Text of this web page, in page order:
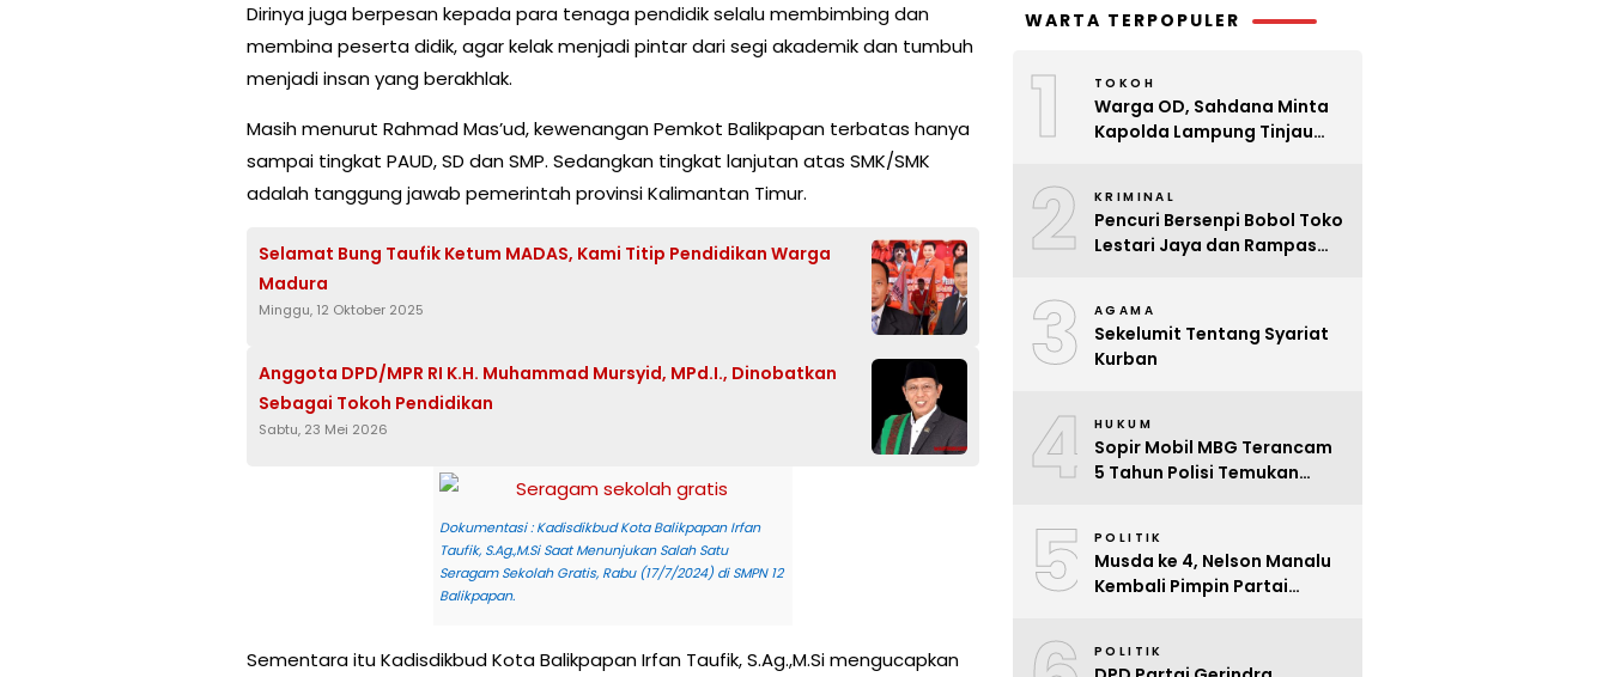
Dirinya juga berpesan kepada para tenaga pendidik selalu membimbing dan
membina peserta didik, agar kelak menjadi pintar dari segi akademik dan tumbuh
menjadi insan yang berakhlak.
Masih menurut Rahmad Mas’ud, kewenangan Pemkot Balikpapan terbatas hanya
sampai tingkat PAUD, SD dan SMP. Sedangkan tingkat lanjutan atas SMK/SMK
adalah tanggung jawab pemerintah provinsi Kalimantan Timur.
Selamat Bung Taufik Ketum MADAS, Kami Titip Pendidikan Warga
Madura
Minggu, 12 Oktober 2025
Anggota DPD/MPR RI K.H. Muhammad Mursyid, MPd.I., Dinobatkan
Sebagai Tokoh Pendidikan
Sabtu, 23 Mei 2026
Dokumentasi : Kadisdikbud Kota Balikpapan Irfan
Taufik, S.Ag.,M.Si Saat Menunjukan Salah Satu
Seragam Sekolah Gratis, Rabu (17/7/2024) di SMPN 12
Balikpapan.
Sementara itu Kadisdikbud Kota Balikpapan Irfan Taufik, S.Ag.,M.Si mengucapkan
WARTA TERPOPULER
1 TOKOH
Warga OD, Sahdana Minta
Kapolda Lampung Tinjau
2 KRIMINAL
Pencuri Bersenpi Bobol Toko
Lestari Jaya dan Rampas
3 AGAMA
Sekelumit Tentang Syariat
Kurban
4 HUKUM
Sopir Mobil MBG Terancam
5 Tahun Polisi Temukan
5 POLITIK
Musda ke 4, Nelson Manalu
Kembali Pimpin Partai
POLITIK